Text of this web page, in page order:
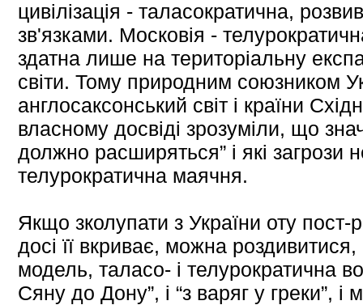
цивілізація - таласократична,
зв'язками. Московія -
здатна лише на територіальну
світи. Тому природним союзником
англосаксонський світ і країни
власному досвіді зрозуміли, що
должно расширяться” і які загрози
телурократична маячня.
Якщо зколупати з України оту
досі її вкриває, можна
модель, таласо- і телурократична
Сяну до Дону”, і “з варяг у греки”, і